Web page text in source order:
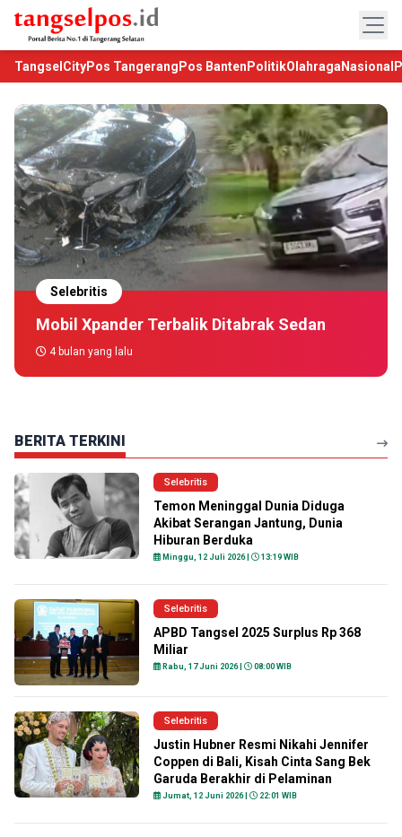
TangselCityPos Tangerang Pos Banten PolitikOlahraga Nasional
Selebritis
Mobil Xpander Terbalik Ditabrak Sedan
4 bulan yang lalu
BERITA TERKINI
Selebritis
Temon Meninggal Dunia Diduga
Akibat Serangan Jantung, Dunia
Hiburan Berduka
Minggu, 12 Juli 2026 | 13:19 WIB
Selebritis
APBD Tangsel 2025 Surplus Rp 368
Miliar
Rabu, 17 Juni 2026 | 08:00 WIB
Selebritis
Justin Hubner Resmi Nikahi Jennifer
Coppen di Bali, Kisah Cinta Sang Bek
Garuda Berakhir di Pelaminan
Jumat, 12 Juni 2026 | 22:01 WIB